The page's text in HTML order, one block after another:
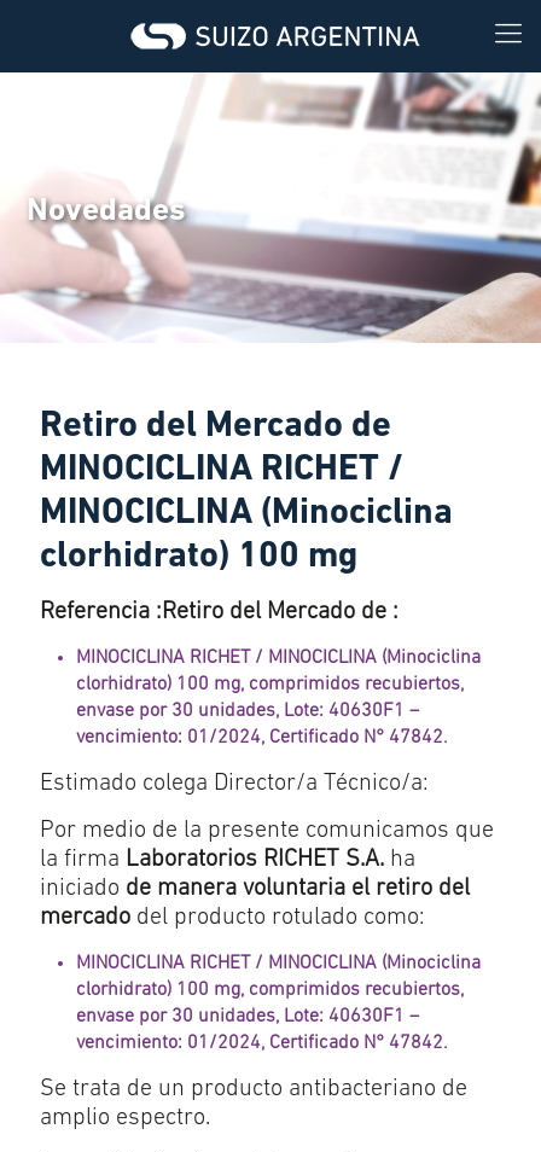
Novedades
Retiro del Mercado de
MINOCICLINA RICHET /
MINOCICLINA (Minociclina
clorhidrato) 100 mg
Referencia :Retiro del Mercado de :
MINOCICLINA RICHET / MINOCICLINA (Minociclina
clorhidrato) 100 mg, comprimidos recubiertos,
envase por 30 unidades, Lote: 40630F1 –
vencimiento: 01/2024, Certificado N° 47842.
Estimado colega Director/a Técnico/a:
Por medio de la presente comunicamos que
la firma Laboratorios RICHET S.A. ha
iniciado de manera voluntaria el retiro del
mercado del producto rotulado como:
MINOCICLINA RICHET / MINOCICLINA (Minociclina
clorhidrato) 100 mg, comprimidos recubiertos,
envase por 30 unidades, Lote: 40630F1 –
vencimiento: 01/2024, Certificado N° 47842.
Se trata de un producto antibacteriano de
amplio espectro.